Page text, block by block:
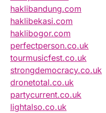
haklibandung.com
haklibekasi.com
haklibogor.com
perfectperson.co.uk
tourmusicfest.co.uk
strongdemocracy.co.uk
dronetotal.co.uk
partycurrent.co.uk
lightalso.co.uk